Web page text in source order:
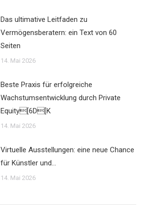
Das ultimative Leitfaden zu
Vermögensberatern: ein Text von 60
Seiten
14. Mai 2026
Beste Praxis für erfolgreiche
Wachstumsentwicklung durch Private
Equity[6D[K
14. Mai 2026
Virtuelle Ausstellungen: eine neue Chance
für Künstler und…
14. Mai 2026